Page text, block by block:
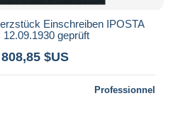
Einschreiben IPOSTA
12.09.1930 geprüft
$US
Professionnel